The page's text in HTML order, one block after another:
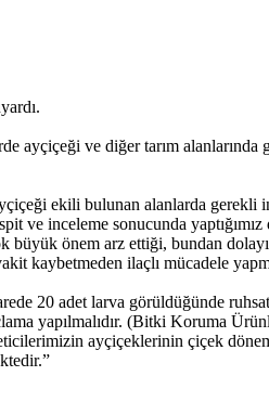
ve diğer tarım
ekili bulunan alanlarda gerekli
inceleme sonucunda
önem arz ettiği, bundan
kaybetmeden ilaçlı mücadele
20 adet larva görüldüğünde
yapılmalıdır. (Bitki Koruma
ayçiçeklerinin çiçek